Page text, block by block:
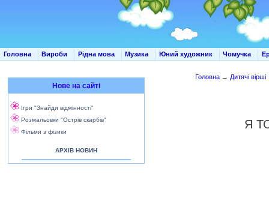
Головна Вироби Рідна мова Музика Юний художник Чомучка
Нове на сайті
Ігри "Знайди відмінності"
Розмальовки "Острів скарбів"
Фільми з фізики
АРХІВ НОВИН
Головна → Дитячі вірші
Я